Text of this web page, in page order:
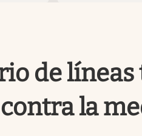
de
la